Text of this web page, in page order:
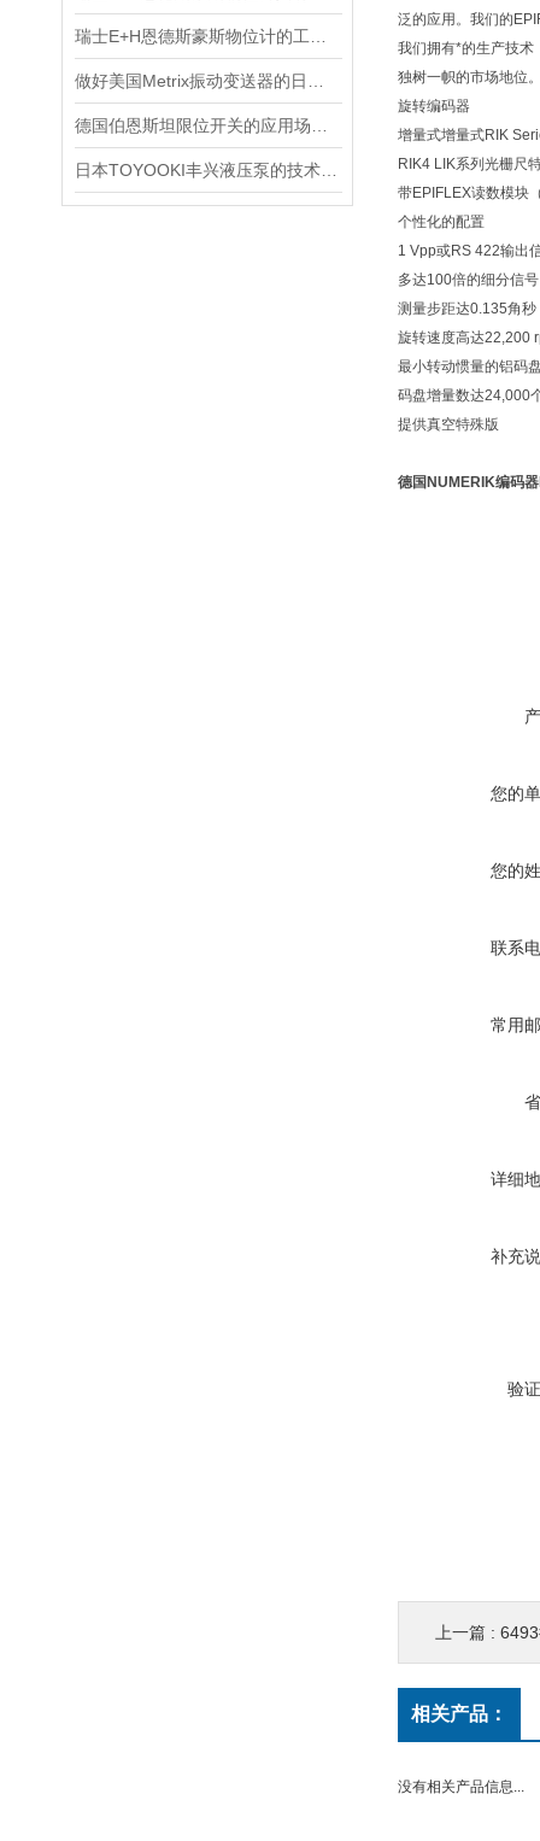
泛的应用。我们的
我们拥有*的生产技术
独树一帜的市场地位
旋转编码器
增量式增量式RIK
RIK4 LIK系列光栅尺
带EPIFLEX读数模块
个性化的配置
1 Vpp或RS 422输出
多达100倍的细分信号
测量步距达0.135角秒
旋转速度高达22,200
最小转动惯量的铝码
码盘增量数达24,000
提供真空特殊版
德国NUMERIK编码器
您的
您的
联系
常用
详细
补充
验
上一篇 :
相关产品：
没有相关产品信息...